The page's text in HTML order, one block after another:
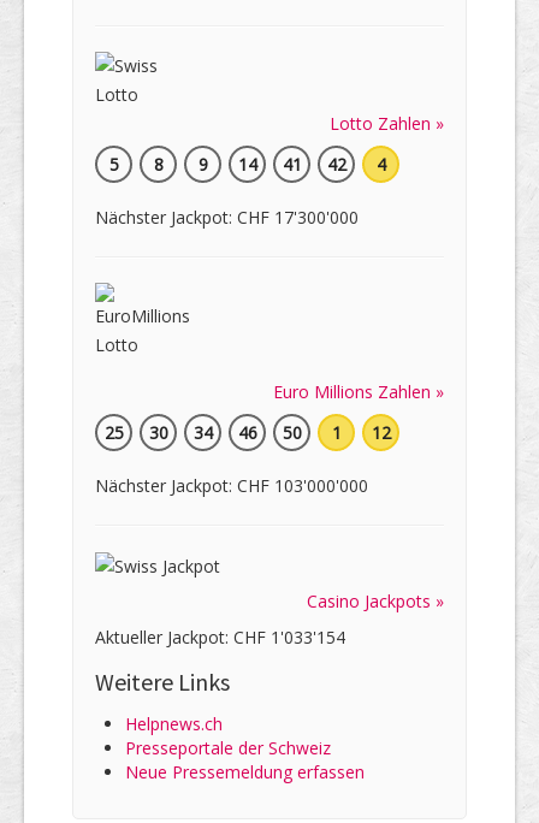
Lotto Zahlen »
5
8 9 14 41 42 4
Nächster Jackpot: CHF 17'300'000
Euro Millions Zahlen »
25
30 34 46 50 1 12
Nächster Jackpot: CHF 103'000'000
Casino Jackpots »
Aktueller Jackpot: CHF 1'033'154
Weitere Links
Helpnews.ch
Presseportale der Schweiz
Neue Pressemeldung erfassen